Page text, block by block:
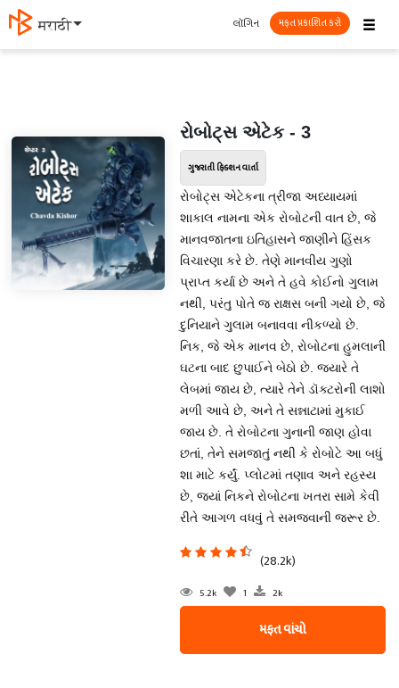
मराठी ☰
લૉગિન મફત પ્રકાશિત કરો
રોબોટ્સ એટેક - 3
ગુજરાતી ફિક્શન વાર્તા
રોબોટ્સ એટેકના ત્રીજા અધ્યાયમાં
શાકાલ નામના એક રોબોટની વાત છે, જે
માનવજાતના ઇતિહાસને જાણીને હિંસક
વિચારણા કરે છે. તેણે માનવીય ગુણો
પ્રાપ્ત કર્યા છે અને તે હવે કોઈનો ગુલામ
નથી, પરંતુ પોતે જ રાક્ષસ બની ગયો છે, જે
દુનિયાને ગુલામ બનાવવા નીકળ્યો છે.
નિક, જે એક માનવ છે, રોબોટના હુમલાની
ઘટના બાદ છુપાઈને બેઠો છે. જ્યારે તે
લેબમાં જાય છે, ત્યારે તેને ડૉક્ટરોની લાશો
મળી આવે છે, અને તે સન્નાટામાં મુકાઈ
જાય છે. તે રોબોટના ગુનાની જાણ હોવા
છતાં, તેને સમજાતું નથી કે રોબોટે આ બધું
શા માટે કર્યું. પ્લોટમાં તણાવ અને રહસ્ય
છે, જ્યાં નિકને રોબોટના ખતરા સામે કેવી
રીતે આગળ વધવું તે સમજવાની જરૂર છે.
(28.2k)
5.2k 1 2k
મફત વાંચો